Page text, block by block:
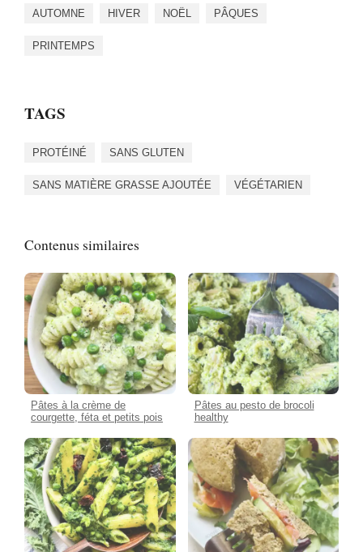
AUTOMNE HIVER NOËL PÂQUES
PRINTEMPS
TAGS
PROTÉINÉ SANS GLUTEN
SANS MATIÈRE GRASSE AJOUTÉE VÉGÉTARIEN
Contenus similaires
Pâtes à la crème de
courgette, féta et petits pois
Pâtes au pesto de brocoli
healthy